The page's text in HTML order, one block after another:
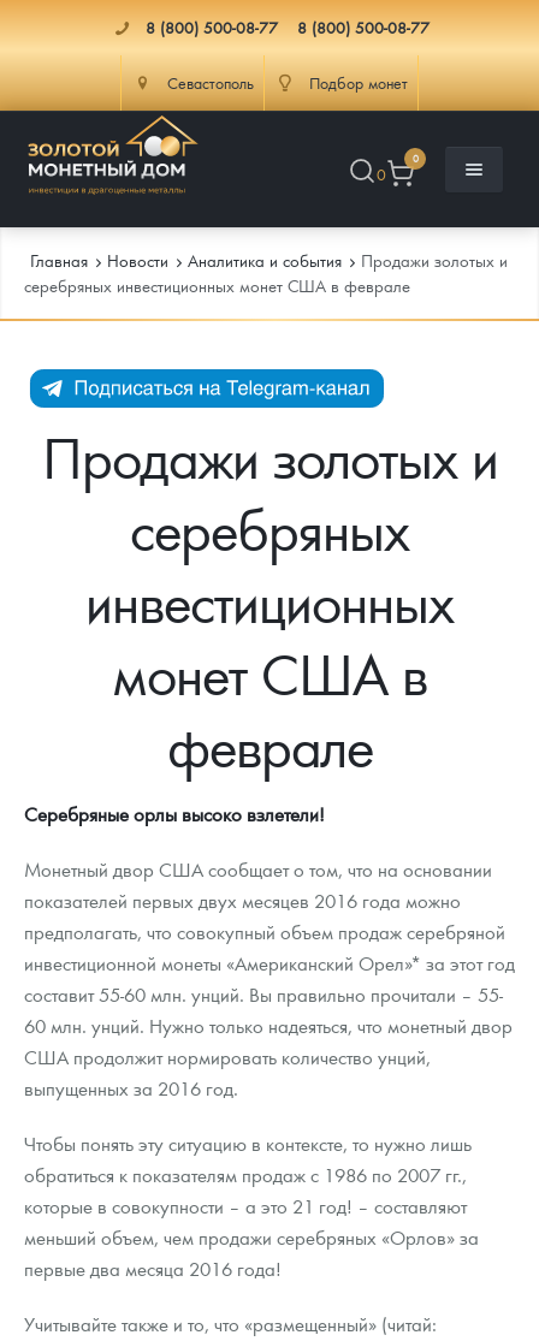
8 (800) 500-08-77 8 (800) 500-08-77
Севастополь Подбор монет
0
0
Каталог Монет
Инвестиционные монеты
Монеты Царской России
Монеты стран мира после 1950г
Георгий Победоносец
Золотой червонец Сеятель
Гарри Поттер
Год Лошади
Флот: ледоколы и корабли
Жетоны "Необыкновенные обитатели глубин"
Ювелирные изделия
Русская нумизматика
Золотая карманная галерея
Наборы подарочных и коллекционных монет
Монеты и жетоны из недрагоценных металлов
Инфо
Как сделать заказ
Памятка для работы с монетами из драгметаллов
Условия возврата
Монеты
Политика конфиденциальности
Положение по обработке и защите персональных данных
Доставка
Информация
Распродажа монет и жетонов
Аналитика и события
Итоги 2025 года. Прогноз курсов золота, серебра, платины на
Котировки
Курс золота и серебра
Письмо директору
Пресс-служба
Главная Новости Аналитика и события
Продажи золотых и
серебряных инвестиционных монет США в феврале
Продажи золотых и
серебряных
инвестиционных
монет США в
феврале
Серебряные орлы высоко взлетели!
Монетный двор США сообщает о том, что на основании
показателей первых двух месяцев 2016 года можно
предполагать, что совокупный объем продаж серебряной
инвестиционной монеты «Американский Орел»* за этот год
составит 55-60 млн. унций. Вы правильно прочитали – 55-
60 млн. унций. Нужно только надеяться, что монетный двор
США продолжит нормировать количество унций,
выпущенных за 2016 год.
Чтобы понять эту ситуацию в контексте, то нужно лишь
обратиться к показателям продаж с 1986 по 2007 гг.,
которые в совокупности – а это 21 год! – составляют
меньший объем, чем продажи серебряных «Орлов» за
первые два месяца 2016 года!
Учитывайте также и то, что «размещенный» (читай: